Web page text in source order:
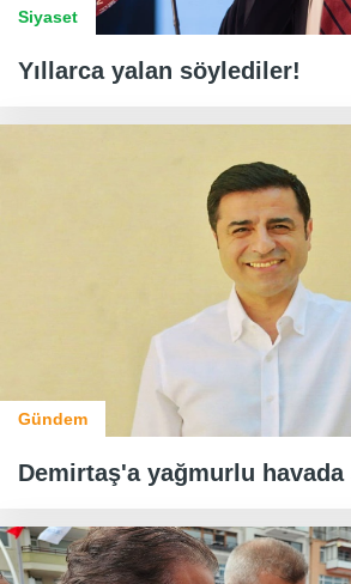
Siyaset
Yıllarca yalan söylediler!
Gündem
Demirtaş'a yağmurlu havada